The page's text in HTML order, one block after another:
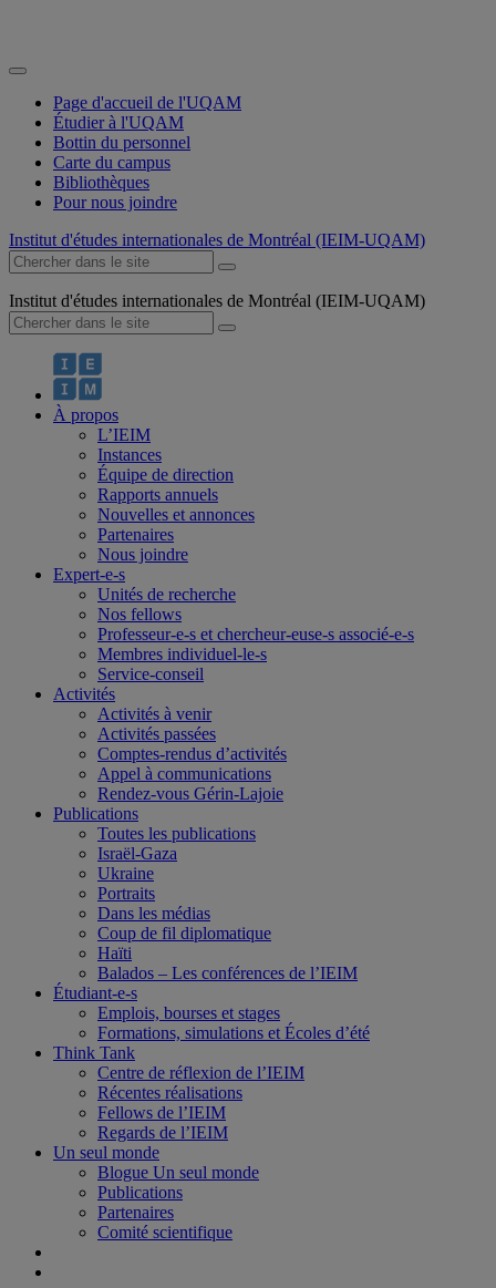
Page d'accueil de l'UQAM
Étudier à l'UQAM
Bottin du personnel
Carte du campus
Bibliothèques
Pour nous joindre
Institut d'études internationales de Montréal (IEIM-UQAM)
Institut d'études internationales de Montréal (IEIM-UQAM)
À propos
L’IEIM
Instances
Équipe de direction
Rapports annuels
Nouvelles et annonces
Partenaires
Nous joindre
Expert-e-s
Unités de recherche
Nos fellows
Professeur-e-s et chercheur-euse-s associé-e-s
Membres individuel-le-s
Service-conseil
Activités
Activités à venir
Activités passées
Comptes-rendus d’activités
Appel à communications
Rendez-vous Gérin-Lajoie
Publications
Toutes les publications
Israël-Gaza
Ukraine
Portraits
Dans les médias
Coup de fil diplomatique
Haïti
Balados – Les conférences de l’IEIM
Étudiant-e-s
Emplois, bourses et stages
Formations, simulations et Écoles d’été
Think Tank
Centre de réflexion de l’IEIM
Récentes réalisations
Fellows de l’IEIM
Regards de l’IEIM
Un seul monde
Blogue Un seul monde
Publications
Partenaires
Comité scientifique